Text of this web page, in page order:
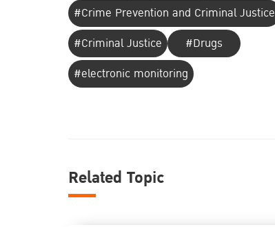
#Crime Prevention and Criminal Justice
#Criminal Justice
#Drugs
#electronic monitoring
Related Topic